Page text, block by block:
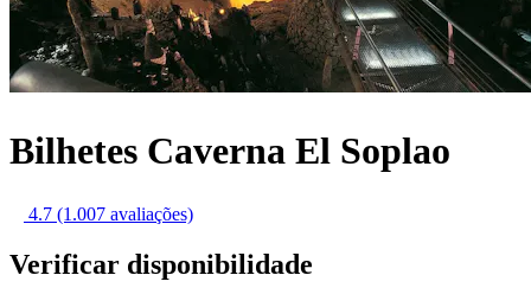
Bilhetes Caverna El Soplao
4.7 (1.007 avaliações)
Verificar disponibilidade